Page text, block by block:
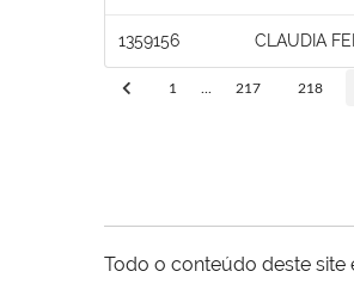
1359156 CLAUDIA
1 217 218
Todo o conteúdo deste